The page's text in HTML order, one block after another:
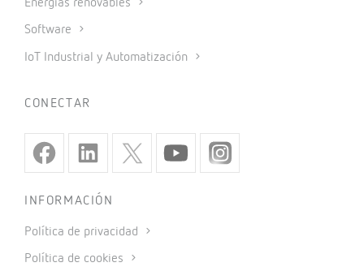
Energías renovables
Software
IoT Industrial y Automatización
CONECTAR
INFORMACIÓN
Política de privacidad
Política de cookies